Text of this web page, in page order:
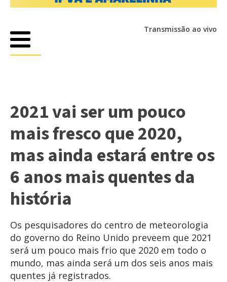
Transmissão ao vivo
2021 vai ser um pouco
mais fresco que 2020,
mas ainda estará entre os
6 anos mais quentes da
história
Os pesquisadores do centro de meteorologia
do governo do Reino Unido preveem que 2021
será um pouco mais frio que 2020 em todo o
mundo, mas ainda será um dos seis anos mais
quentes já registrados.